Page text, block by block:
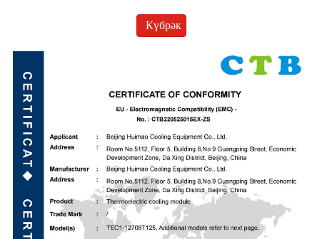
Күбрәк